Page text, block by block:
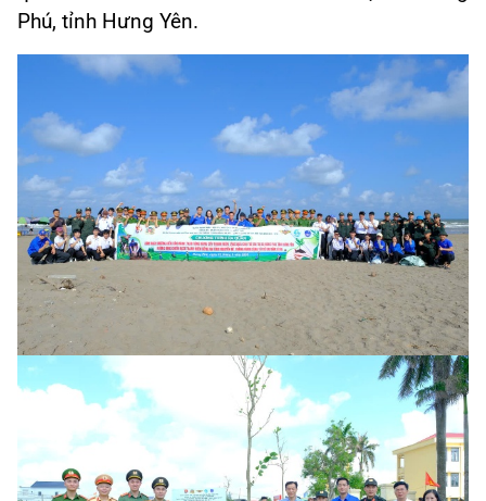
Phú, tỉnh Hưng Yên.